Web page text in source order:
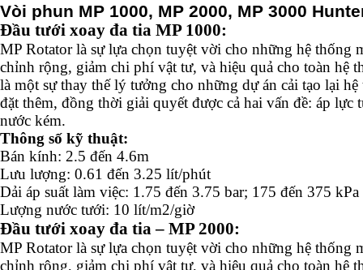
Vòi phun MP 1000, MP 2000, MP 3000
Đầu tưới xoay đa tia MP 1000:
MP Rotator là sự lựa chọn tuyệt vời cho những hệ thống
chỉnh rộng, giảm chi phí vật tư, và hiệu quả cho toàn hệ
là một sự thay thế lý tưởng cho những dự án cải tạo lại
đặt thêm, đồng thời giải quyết được cả hai vấn đề: áp lực
nước kém.
Thông số kỹ thuật:
Bán kính: 2.5 đến 4.6m
Lưu lượng: 0.61 đến 3.25 lít/phút
Dải áp suất làm việc: 1.75 đến 3.75 bar; 175 đến 375 kPa
Lượng nước tưới: 10 lít/m2/giờ
Đầu tưới xoay đa tia – MP 2000:
MP Rotator là sự lựa chọn tuyệt vời cho những hệ thống
chỉnh rộng, giảm chi phí vật tư, và hiệu quả cho toàn hệ